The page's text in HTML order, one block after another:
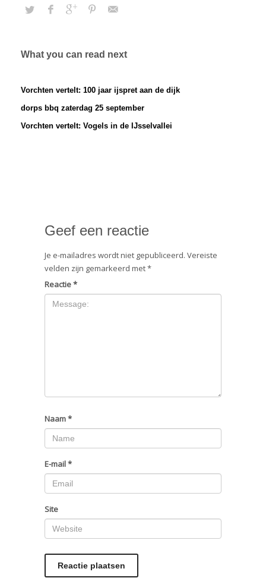
What you can read next
Vorchten vertelt: 100 jaar ijspret aan de dijk
dorps bbq zaterdag 25 september
Vorchten vertelt: Vogels in de IJsselvallei
Geef een reactie
Je e-mailadres wordt niet gepubliceerd. Vereiste
velden zijn gemarkeerd met*
Reactie*
Naam*
E-mail*
Site